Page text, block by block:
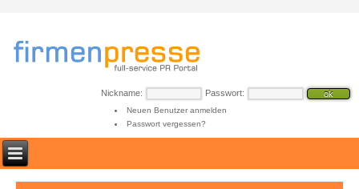
Nickname: Passwort:
Neuen Benutzer anmelden
Passwort vergessen?